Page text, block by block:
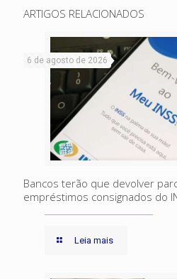
ARTIGOS RELACIONADOS
6 de agosto de 2026
Bancos terão que devolver
empréstimos consignados do
Leia mais